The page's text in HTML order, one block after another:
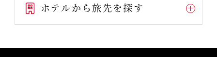
ホテルから旅先を探す